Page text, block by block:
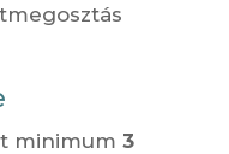
minimum 3